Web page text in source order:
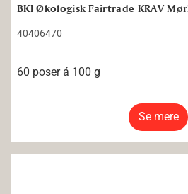
BKI Økologisk Fairtrade KRAV
40406470
60 poser á 100 g
Se mere